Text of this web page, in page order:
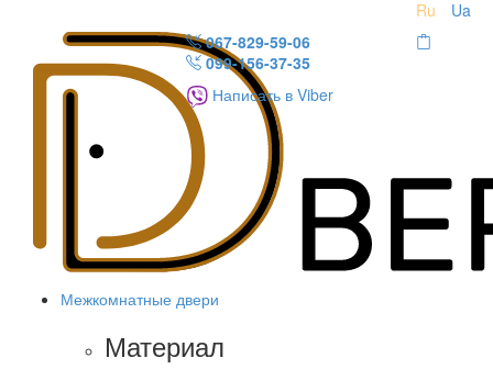
Ru
Ua
067-829-59-06
099-156-37-35
Написать в Viber
Межкомнатные двери
Материал